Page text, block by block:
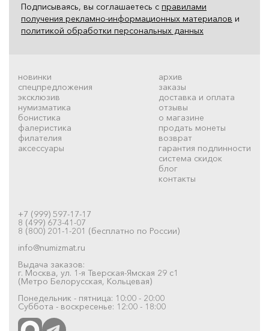
Подписываясь, вы соглашаетесь с правилами
получения рекламно-информационных материалов и
политикой обработки персональных данных
новинки
спецпредложения
эксклюзив
нумизматика
бонистика
фалеристика
филателия
аксессуары
архив
заказы
доставка и оплата
отзывы
о магазине
продать монеты
возврат
гарантия подлинности
система скидок
блог
контакты
+7 (999) 597-17-17
8 (499) 673-41-07
8 (800) 201-1-201 (бесплатно по России)
info@numizmat.ru
Выдача заказов:
г. Москва, ул. 1-я Тверская-Ямская 29 с1
(Метро Белорусская, Кольцевая)
Понедельник - пятница: 10:00 - 20:00
Суббота - воскресенье: 12:00 - 18:00